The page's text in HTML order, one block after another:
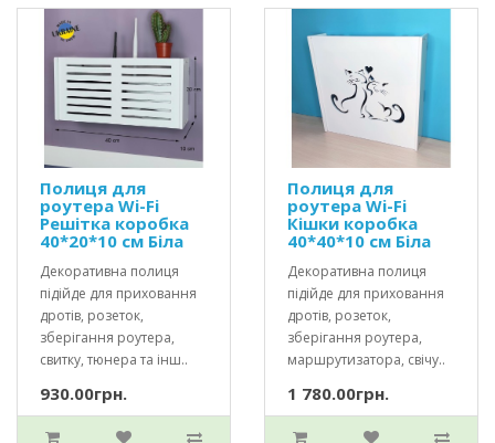
Полиця для
роутера Wi-Fi
Решітка коробка
40*20*10 см Біла
Декоративна полиця
підійде для приховання
дротів, розеток,
зберігання роутера,
свитку, тюнера та інш..
930.00грн.
Полиця для
роутера Wi-Fi
Кішки коробка
40*40*10 см Біла
Декоративна полиця
підійде для приховання
дротів, розеток,
зберігання роутера,
маршрутизатора, свічу..
1 780.00грн.